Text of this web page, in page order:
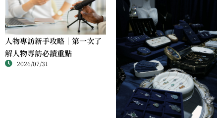
人物專訪新手攻略｜第一次了
解人物專訪必讀重點
2026/07/31